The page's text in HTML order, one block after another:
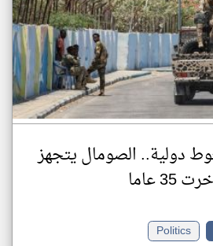
دولية.. الصومال يتجهز
عاما
Politics